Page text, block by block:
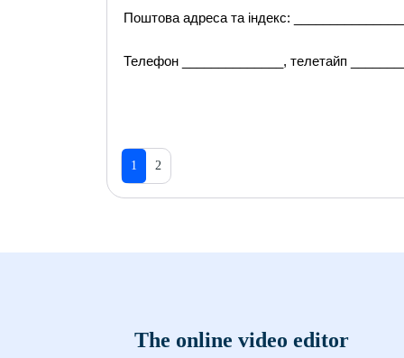
Поштова адреса та індекс:
Телефон ______________, телетайп
1 2
The online video editor